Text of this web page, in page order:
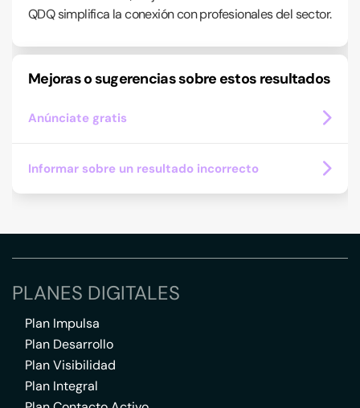
QDQ simplifica la conexión con profesionales del sector.
Mejoras o sugerencias sobre estos resultados
Anúnciate gratis
Informar sobre un resultado incorrecto
PLANES DIGITALES
Plan Impulsa
Plan Desarrollo
Plan Visibilidad
Plan Integral